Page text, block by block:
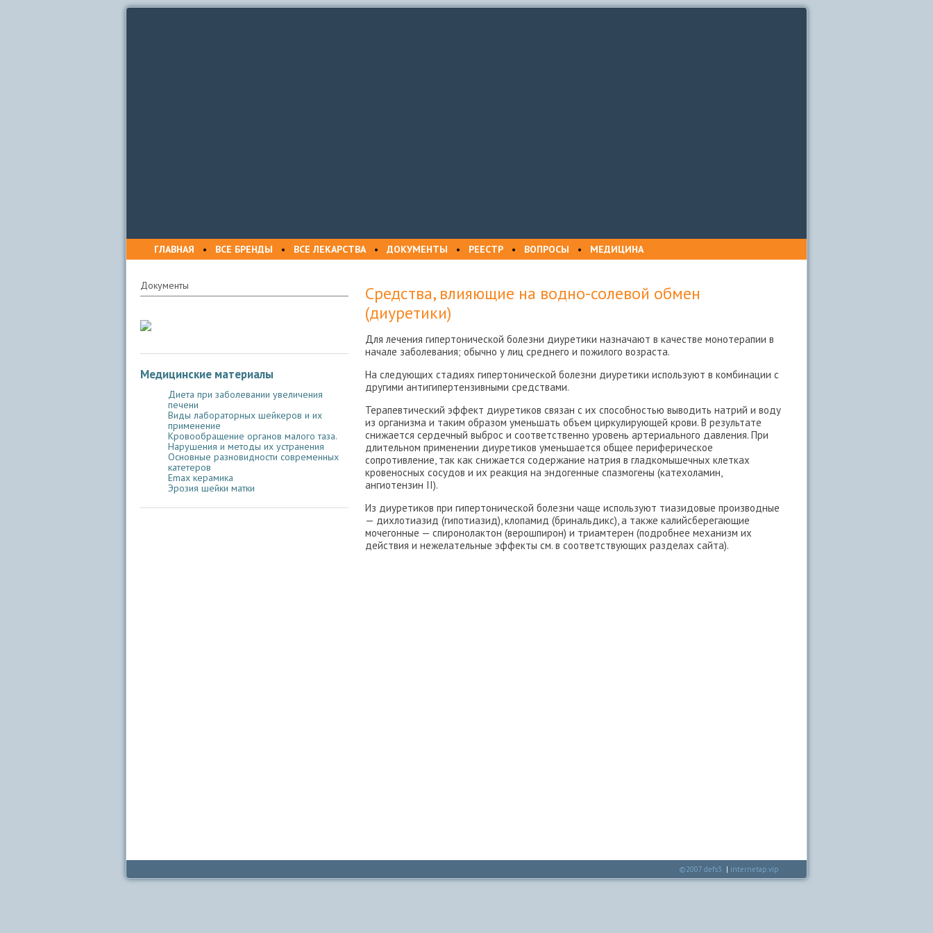
ГЛАВНАЯ • ВСЕ БРЕНДЫ • ВСЕ ЛЕКАРСТВА• ДОКУМЕНТЫ • РЕЕСТР • ВОПРОСЫ • МЕДИЦИНА
Документы
Медицинские материалы
Диета при заболевании увеличения
печени
Виды лабораторных шейкеров и их
применение
Кровообращение органов малого таза.
Нарушения и методы их устранения
Основные разновидности современных
катетеров
Emax керамика
Эрозия шейки матки
Средства, влияющие на водно-солевой обмен
(диуретики)
Для лечения гипертонической болезни диуретики назначают в качестве монотерапии в
начале заболевания; обычно у лиц среднего и пожилого возраста.
На следующих стадиях гипертонической болезни диуретики используют в комбинации с
другими антигипертензивными средствами.
Терапевтический эффект диуретиков связан с их способностью выводить натрий и воду
из организма и таким образом уменьшать объем циркулирующей крови. В результате
снижается сердечный выброс и соответственно уровень артериального давления. При
длительном применении диуретиков уменьшается общее периферическое
сопротивление, так как снижается содержание натрия в гладкомышечных клетках
кровеносных сосудов и их реакция на эндогенные спазмогены (катехоламин,
ангиотензин II).
Из диуретиков при гипертонической болезни чаще используют тиазидовые производные
— дихлотиазид (гипотиазид), клопамид (бринальдикс), а также калийсберегающие
мочегонные — спиронолактон (верошпирон) и триамтерен (подробнее механизм их
действия и нежелательные эффекты см. в соответствующих разделах сайта).
©2007 defs3 | internetap.vip